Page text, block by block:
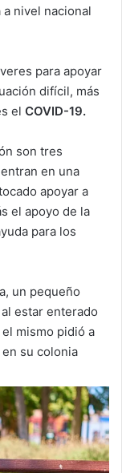
nivel nacional
para apoyar
difícil, más
el COVID-19.
son tres
en una
apoyar a
el apoyo de la
para los
un pequeño
estar enterado
mismo pidió a
su colonia